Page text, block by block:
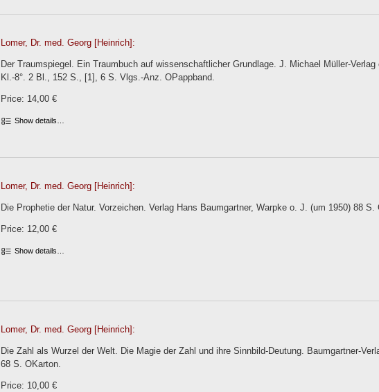
Lomer, Dr. med. Georg [Heinrich]:
Der Traumspiegel. Ein Traumbuch auf wissenschaftlicher Grundlage. J. Michael Müller-
Kl.-8°. 2 Bl., 152 S., [1], 6 S. Vlgs.-Anz. OPappband.
Price: 14,00 €
Show details…
Lomer, Dr. med. Georg [Heinrich]:
Die Prophetie der Natur. Vorzeichen. Verlag Hans Baumgartner, Warpke o. J. (um 1950) 88 S.
Price: 12,00 €
Show details…
Lomer, Dr. med. Georg [Heinrich]:
Die Zahl als Wurzel der Welt. Die Magie der Zahl und ihre Sinnbild-Deutung. Baumgartner-
68 S. OKarton.
Price: 10,00 €